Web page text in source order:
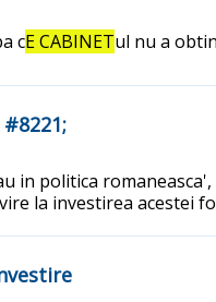
cE CABINETul nu a
in politica
la investirea acestei